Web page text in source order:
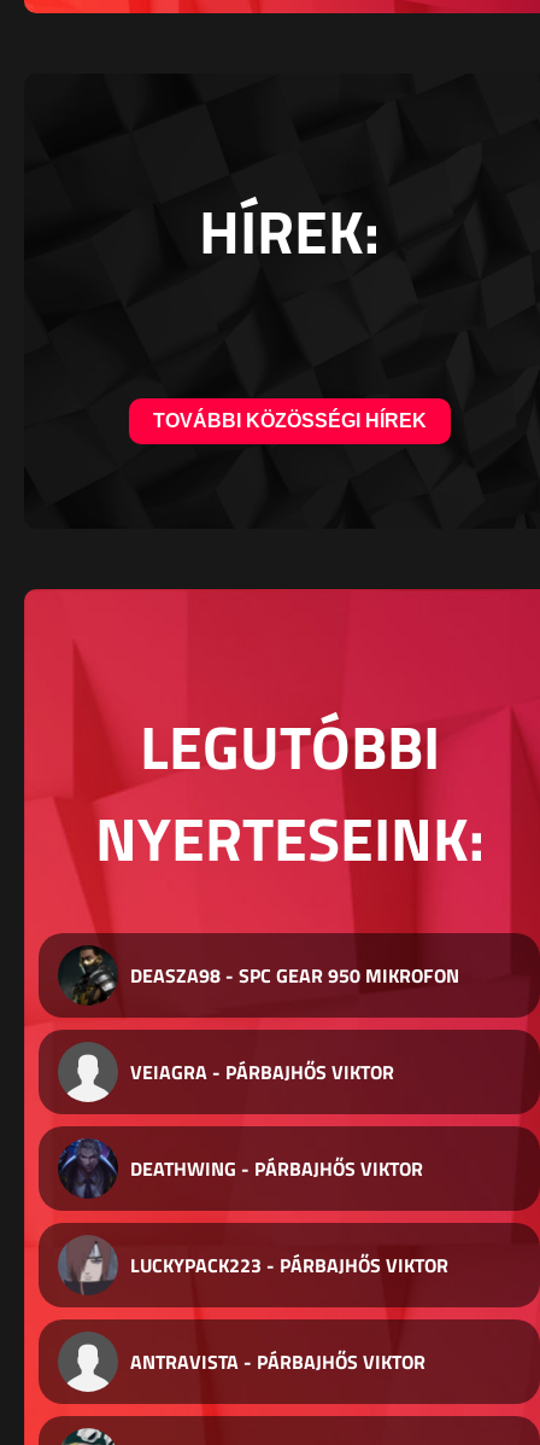
HÍREK:
TOVÁBBI KÖZÖSSÉGI HÍREK
LEGUTÓBBI
NYERTESEINK:
DEASZA98 - SPC GEAR 950 MIKROFON
VEIAGRA - PÁRBAJHŐS VIKTOR
DEATHWING - PÁRBAJHŐS VIKTOR
LUCKYPACK223 - PÁRBAJHŐS VIKTOR
ANTRAVISTA - PÁRBAJHŐS VIKTOR